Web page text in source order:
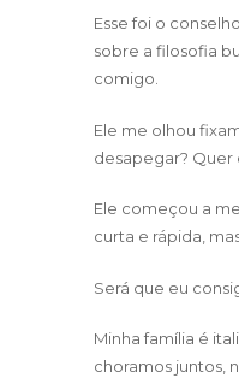
Esse foi o
sobre a filosofia
comigo.
Ele me olhou
desapegar? Quer
Ele começou a
curta e rápida,
Será que eu
Minha família é
choramos juntos,